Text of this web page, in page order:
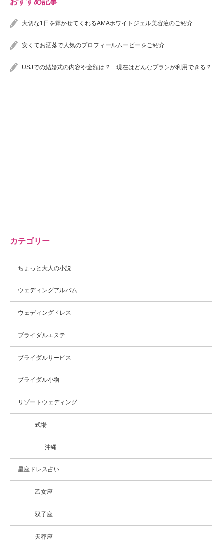
おすすめ記事
大切な1日を輝かせてくれるAMAホワイトジェル美容液のご紹介
安くてお洒落で人気のプロフィールムービーをご紹介
USJでの結婚式の内容や金額は？ 現在はどんなプランが利用できる？
カテゴリー
ちょっと大人の小説
ウェディングアルバム
ウェディングドレス
ブライダルエステ
ブライダルサービス
ブライダル小物
リゾートウェディング
式場
沖縄
星座ドレス占い
乙女座
双子座
天秤座